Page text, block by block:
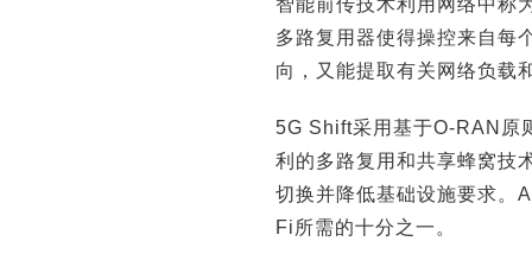
智能前传技术利用网络中称
多路复用器使得操控来自每
向，又能提取有关网络负载
5G Shift采用基于O-RAN原
利的多路复用和共享蜂窝技
切换并降低基础设施要求。
Fi所需的十分之一。